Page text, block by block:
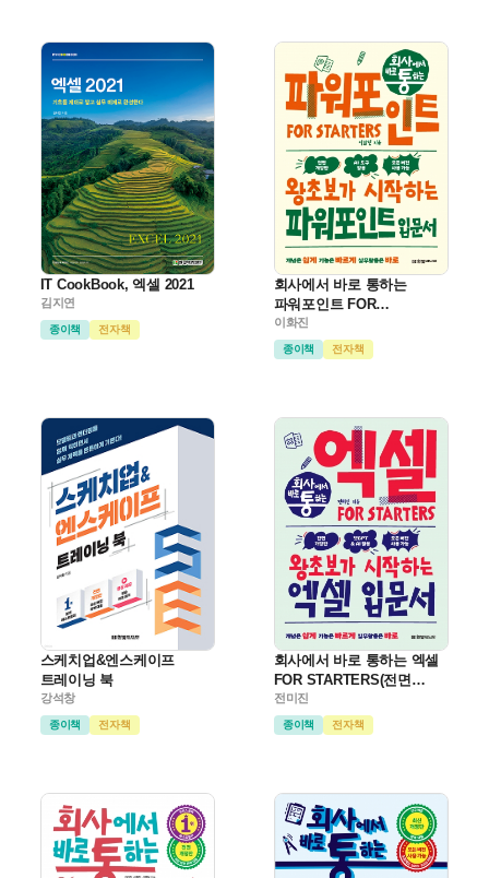
IT CookBook, 엑셀 2021
김지연
종이책 전자책
회사에서 바로 통하는
파워포인트 FOR
STARTERS(전면 개정판)
이화진
종이책 전자책
스케치업&엔스케이프
트레이닝 북
강석창
종이책 전자책
회사에서 바로 통하는 엑셀
FOR STARTERS(전면
개정판)
전미진
종이책 전자책